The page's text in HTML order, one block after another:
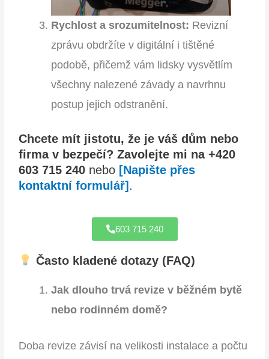
Rychlost a srozumitelnost: Revizní
zprávu obdržíte v digitální i tištěné
podobě, přičemž vám lidsky vysvětlím
všechny nalezené závady a navrhnu
postup jejich odstranění.
Chcete mít jistotu, že je váš dům nebo
firma v bezpečí? Zavolejte mi na +420
603 715 240 nebo [Napište přes
kontaktní formulář] .
603 715 240
Často kladené dotazy (FAQ)
Jak dlouho trvá revize v běžném bytě
nebo rodinném domě?
Doba revize závisí na velikosti instalace a počtu